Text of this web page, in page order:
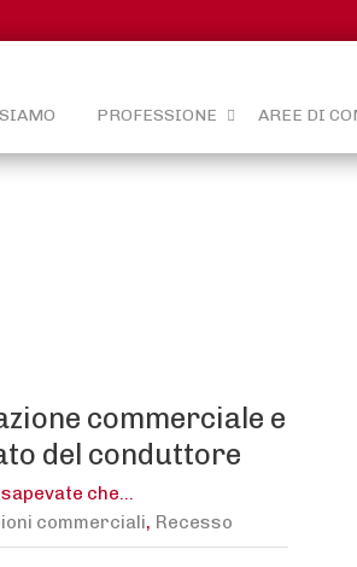
PROFESSIONE AREE DI
commerciale e
del conduttore
sapevate che...
commerciali, Recesso